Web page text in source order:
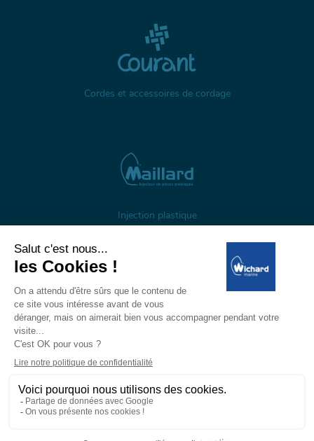
Cordes et accessoires de cordage
Injection plastique
À propos Gestion des cookies
Mentions légales
Données personnelles
Wichard, 1 ZI de Felet, CS 50085, 63307 Thiers, France
Tél: +33 (0)4 73 51 65 00 — E-mail:
© Wichard 2026—